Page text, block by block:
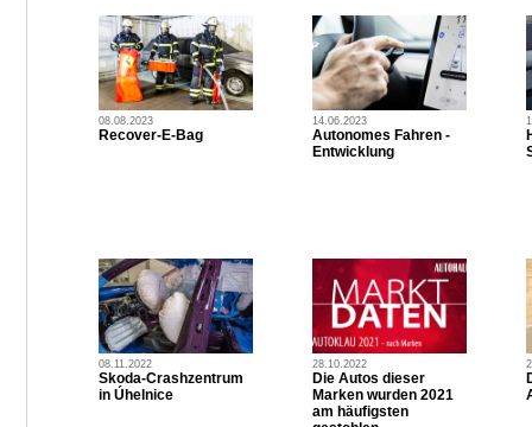
08.08.2023
Recover-E-Bag
14.06.2023
Autonomes Fahren -
Entwicklung
08.11.2022
Skoda-Crashzentrum
in Úhelnice
28.10.2022
Die Autos dieser
Marken wurden 2021
am häufigsten